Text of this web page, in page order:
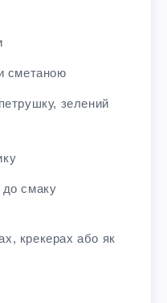
сметаною
зелений
до смаку
крекерах або як